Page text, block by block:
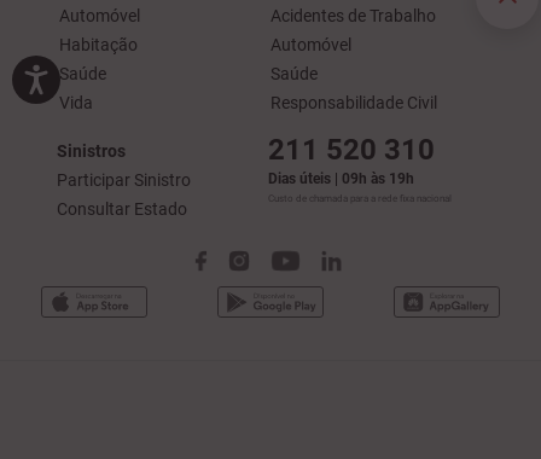
Automóvel
Habitação
Saúde
Vida
Acidentes de Trabalho
Automóvel
Saúde
Responsabilidade Civil
Sinistros
Participar Sinistro
Consultar Estado
211 520 310
Dias úteis | 09h às 19h
Custo de chamada para a rede fixa nacional